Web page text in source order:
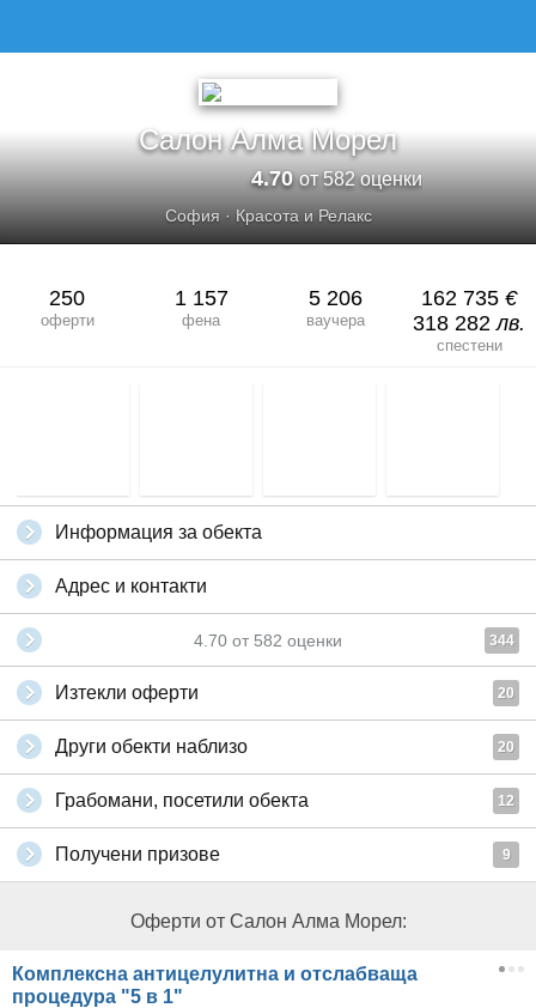
Салон Алма Морел
4.70от 582 оценки
София· Красота и Релакс
250
оферти
1 157
фена
5 206
ваучера
162 735 €
318 282лв.
спестени
Информация за обекта
Адрес и контакти
4.70 от 582 оценки 344
Изтекли оферти 20
Други обекти наблизо 20
Грабомани, посетили обекта 12
Получени призове 9
Оферти от Салон Алма Морел:
Комплексна антицелулитна и отслабваща
процедура "5 в 1"